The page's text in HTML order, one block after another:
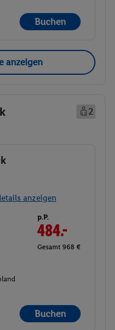
Buchen
anzeigen
2
anzeigen
p.P.
484.-
Gesamt 968 €
Buchen